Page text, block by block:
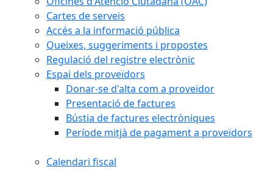
Cartes de serveis
Accés a la informació pública
Queixes, suggeriments i propostes
Regulació del registre electrònic
Espai dels proveïdors
Donar-se d'alta com a proveïdor
Presentació de factures
Bústia de factures electròniques
Període mitjà de pagament a proveïdors
Calendari fiscal